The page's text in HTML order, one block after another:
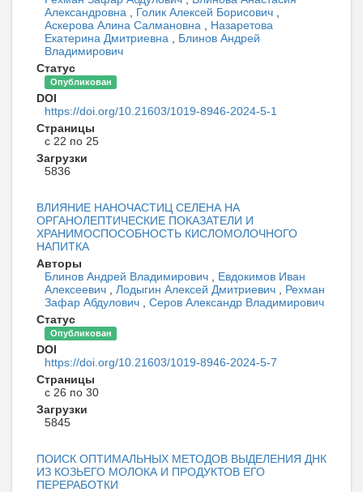
Александровна
Голик Алексей Борисович
Аскерова Алина Салмановна
Назаретова
Екатерина Дмитриевна
Блинов Андрей
Владимирович
Статус
Опубликован
DOI
https://doi.org/10.21603/1019-8946-2024-5-1
Страницы
с 22 по 25
Загрузки
5836
ВЛИЯНИЕ НАНОЧАСТИЦ СЕЛЕНА НА
ОРГАНОЛЕПТИЧЕСКИЕ ПОКАЗАТЕЛИ И
ХРАНИМОСПОСОБНОСТЬ КИСЛОМОЛОЧНОГО
НАПИТКА
Авторы
Блинов Андрей Владимирович
Евдокимов Иван
Алексеевич
Лодыгин Алексей Дмитриевич
Рехман
Зафар Абдулович
Серов Александр Владимирович
Статус
Опубликован
DOI
https://doi.org/10.21603/1019-8946-2024-5-7
Страницы
с 26 по 30
Загрузки
5845
ПОИСК ОПТИМАЛЬНЫХ МЕТОДОВ ВЫДЕЛЕНИЯ ДНК
ИЗ КОЗЬЕГО МОЛОКА И ПРОДУКТОВ ЕГО
ПЕРЕРАБОТКИ